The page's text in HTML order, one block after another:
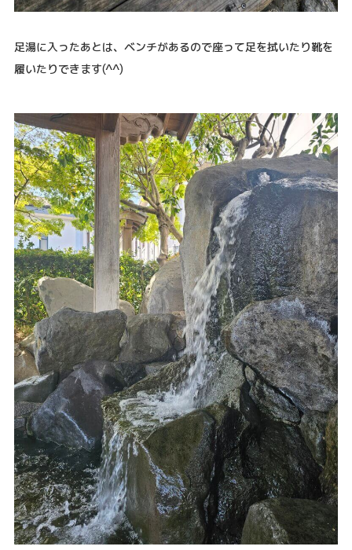
足湯に入ったあとは、ベンチがあるので座って足を拭いたり靴を
履いたりできます(^^)